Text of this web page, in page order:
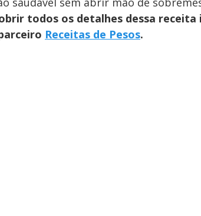
todos os detalhes dessa
Receitas de Pesos.